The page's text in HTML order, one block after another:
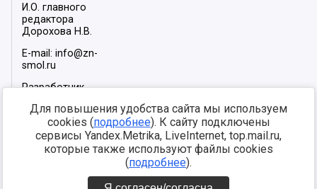
И.О. главного
редактора
Дорохова Н.В.
E-mail: info@zn-
smol.ru
Разработчик
2026
Мы в социальных
сетях:
Для повышения удобства сайта мы используем
cookies (подробнее). К сайту подключены
сервисы Yandex.Metrika, LiveInternet, top.mail.ru,
которые также используют файлы cookies
(подробнее).